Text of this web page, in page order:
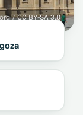
/CC BY-SA 3.0